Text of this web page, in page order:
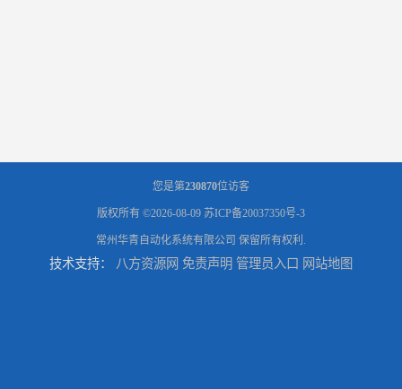
您是第230870位访客
版权所有 ©2026-08-09 苏ICP备20037350号-3
常州华青自动化系统有限公司 保留所有权利.
技术支持： 八方资源网 免责声明 管理员入口 网站地图